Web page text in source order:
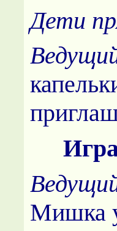
Дети
Мишка